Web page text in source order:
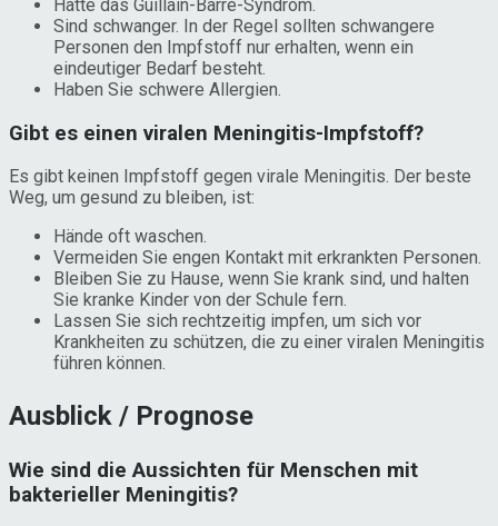
Hatte das Guillain-Barré-Syndrom.
Sind schwanger. In der Regel sollten schwangere
Personen den Impfstoff nur erhalten, wenn ein
eindeutiger Bedarf besteht.
Haben Sie schwere Allergien.
Gibt es einen viralen Meningitis-Impfstoff?
Es gibt keinen Impfstoff gegen virale Meningitis. Der beste
Weg, um gesund zu bleiben, ist:
Hände oft waschen.
Vermeiden Sie engen Kontakt mit erkrankten Personen.
Bleiben Sie zu Hause, wenn Sie krank sind, und halten
Sie kranke Kinder von der Schule fern.
Lassen Sie sich rechtzeitig impfen, um sich vor
Krankheiten zu schützen, die zu einer viralen Meningitis
führen können.
Ausblick / Prognose
Wie sind die Aussichten für Menschen mit
bakterieller Meningitis?